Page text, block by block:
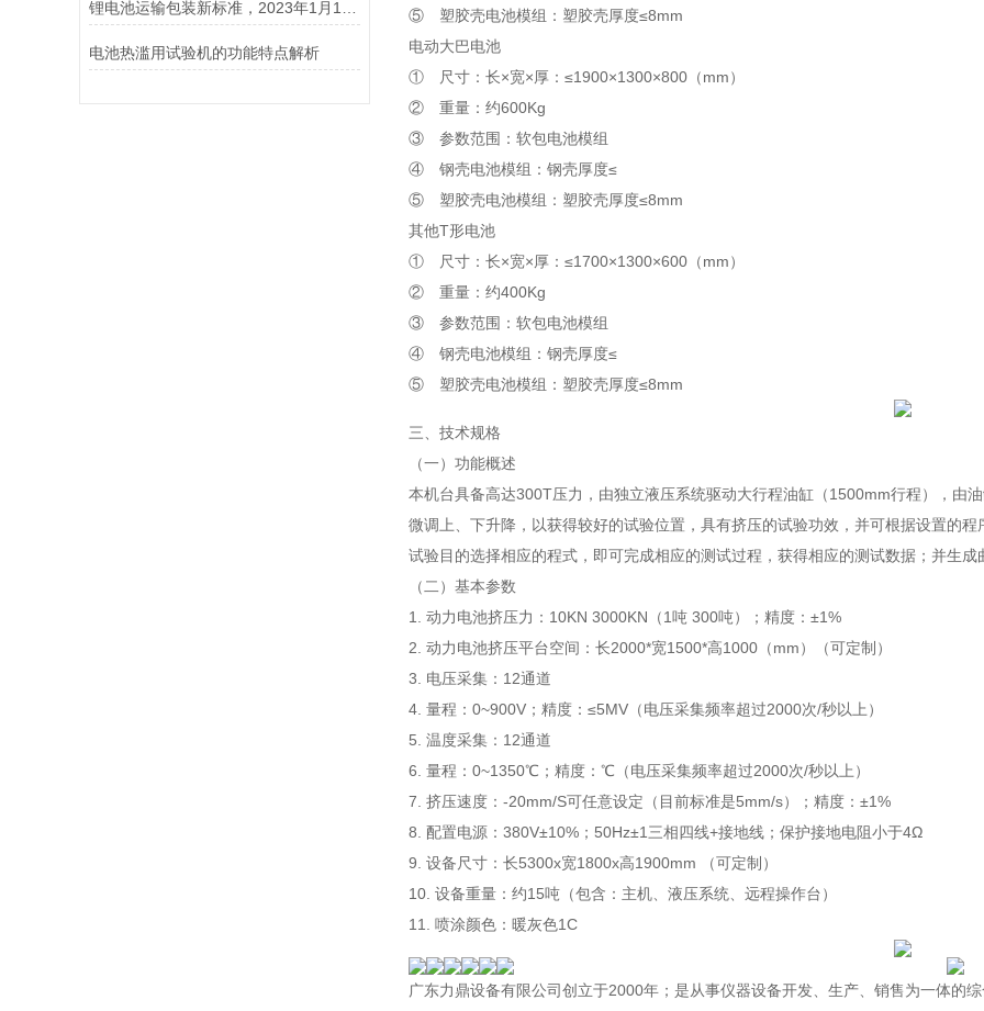
电池热滥用试验机的功能特点解析
⑤ 塑胶壳电池模组：塑胶壳厚度≤8mm
电动大巴电池
① 尺寸：长×宽×厚：≤1900×1300×800（mm）
② 重量：约600Kg
③ 参数范围：软包电池模组
④ 钢壳电池模组：钢壳厚度≤
⑤ 塑胶壳电池模组：塑胶壳厚度≤8mm
其他T形电池
① 尺寸：长×宽×厚：≤1700×1300×600（mm）
② 重量：约400Kg
③ 参数范围：软包电池模组
④ 钢壳电池模组：钢壳厚度≤
⑤ 塑胶壳电池模组：塑胶壳厚度≤8mm
三、技术规格
（一）功能概述
本机台具备高达300T压力，由独立液压系统驱动大行程油缸（1500mm行程），由
微调上、下升降，以获得较好的试验位置，具有挤压的试验功效，并可根据设置的
试验目的选择相应的程式，即可完成相应的测试过程，获得相应的测试数据；并生成
（二）基本参数
1. 动力电池挤压力：10KN 3000KN（1吨 300吨）；精度：±1%
2. 动力电池挤压平台空间：长2000*宽1500*高1000（mm）（可定制）
3. 电压采集：12通道
4. 量程：0~900V；精度：≤5MV（电压采集频率超过2000次/秒以上）
5. 温度采集：12通道
6. 量程：0~1350℃；精度：℃（电压采集频率超过2000次/秒以上）
7. 挤压速度：-20mm/S可任意设定（目前标准是5mm/s）；精度：±1%
8. 配置电源：380V±10%；50Hz±1三相四线+接地线；保护接地电阻小于4Ω
9. 设备尺寸：长5300x宽1800x高1900mm （可定制）
10. 设备重量：约15吨（包含：主机、液压系统、远程操作台）
11. 喷涂颜色：暖灰色1C
广东力鼎设备有限公司创立于2000年；是从事仪器设备开发、生产、销售为一体的